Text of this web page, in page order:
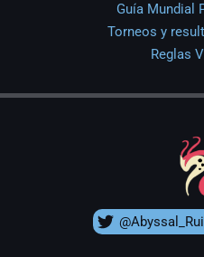
Guía Mundial
Torneos y
Reglas